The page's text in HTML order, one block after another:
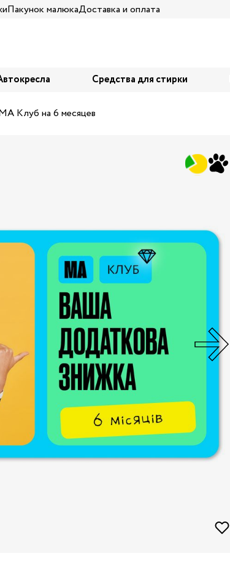
Пакунок малюкаДоставка и оплата
Средства для стирки
Клуб на 6 месяцев